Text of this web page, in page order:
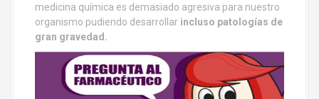
medicina química es demasiado agresiva para nuestro
organismo pudiendo desarrollar incluso patologías de
gran gravedad.